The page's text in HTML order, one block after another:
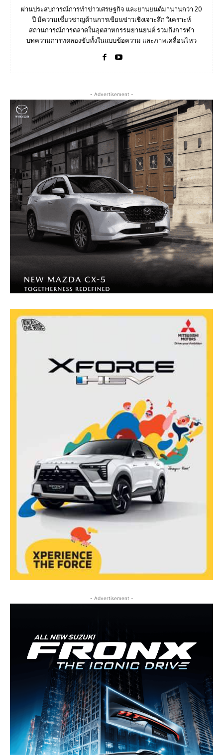
ผ่านประสบการณ์การทำข่าวเศรษฐกิจ และยานยนต์มานานกว่า 20
ปี มีความเชี่ยวชาญด้านการเขียนข่าวเชิงเจาะลึก วิเคราะห์
สถานการณ์การตลาดในอุตสาหกรรมยานยนต์ รวมถึงการทำ
บทความการทดลองขับทั้งในแบบข้อความ และภาพเคลื่อนไหว
- Advertisement -
- Advertisement -